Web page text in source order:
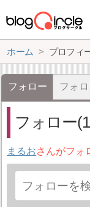
ホーム プロフィ
フォロー フォ
フォロー
まるおさんがフォ